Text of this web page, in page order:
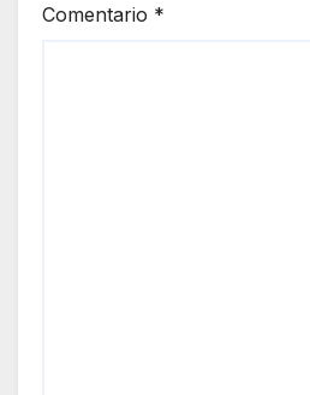
Comentario *